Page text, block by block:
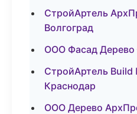
СтройАртель
Волгоград
ООО Фасад
СтройАртель
Краснодар
ООО Дерево